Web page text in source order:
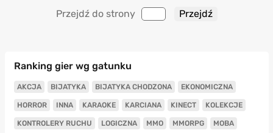
Przejdź do strony
Ranking gier wg gatunku
AKCJA BIJATYKA BIJATYKA CHODZONA EKONOMICZNA
HORROR INNA KARAOKE KARCIANA KINECT KOLEKCJE
KONTROLERY RUCHU LOGICZNA MMO MMORPG MOBA